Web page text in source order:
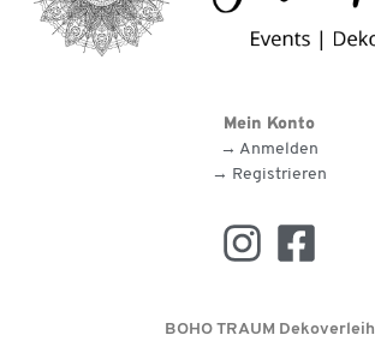
Mein Konto
→ Anmelden
→ Registrieren
BOHO TRAUM Dekoverleih